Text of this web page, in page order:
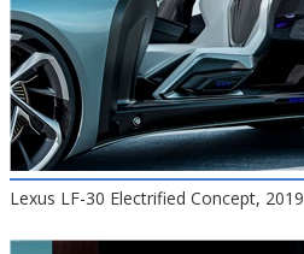
Lexus LF-30 Electrified Concept, 2019